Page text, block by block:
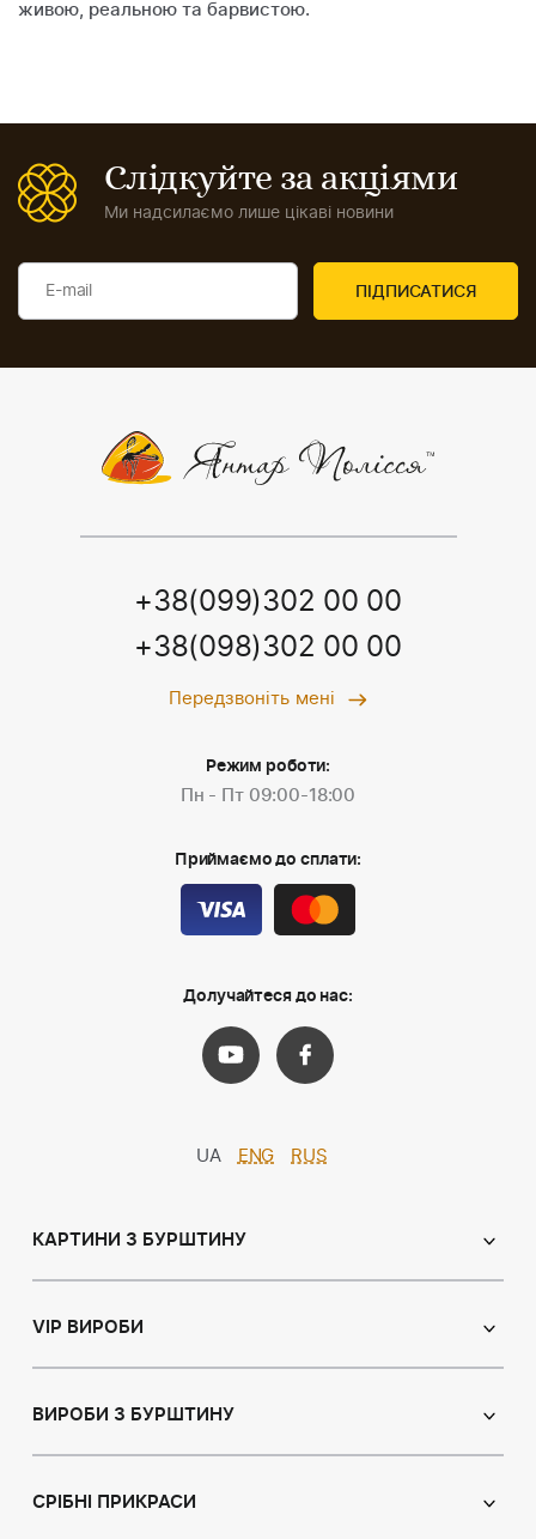
живою, реальною та барвистою.
Слідкуйте за акціями
Ми надсилаємо лише цікаві новини
+38(099)302 00 00
+38(098)302 00 00
Передзвоніть мені
Режим роботи:
Пн - Пт 09:00-18:00
Приймаємо до сплати:
Долучайтеся до нас:
UA ENG RUS
КАРТИНИ З БУРШТИНУ
Іменні ікони
Натюрморт
VIP ВИРОБИ
Ікони з пластин
ВИРОБИ З БУРШТИНУ
Браслети
СРІБНІ ПРИКРАСИ